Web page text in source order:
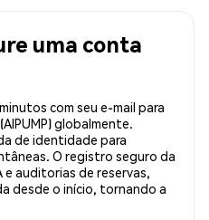
uma conta
com seu e-mail para
globalmente.
de identidade para
O registro seguro da
e auditorias de reservas,
desde o início, tornando a